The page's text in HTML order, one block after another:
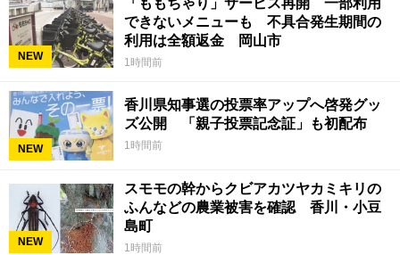
NEW
できないメニューも 不具合発生期間の
利用は全額返金 岡山市
1時間前
NEW
香川県知事選の投票率アップへ啓発グッ
ズ公開 「親子投票記念証」も初配布
1時間前
NEW
スモモの幹からクビアカツヤカミキリの
ふんなどの農業被害を確認 香川・小豆
島町
1時間前